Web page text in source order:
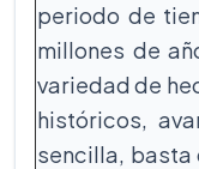
periodo de
millones de
variedad de
históricos,
sencilla, basta